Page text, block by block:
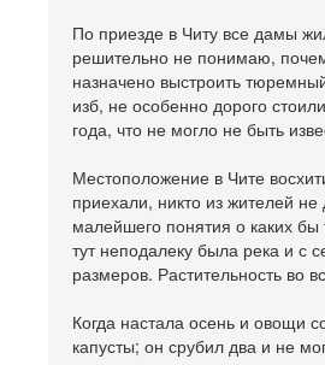
По приезде в Читу все дамы
решительно не понимаю,
назначено выстроить
изб, не особенно дорого
года, что не могло не быть
Местоположение в Чите
приехали, никто из жителей
малейшего понятия о каких
тут неподалеку была река и с
размеров. Растительность во
Когда настала осень и овощи
капусты; он срубил два и не